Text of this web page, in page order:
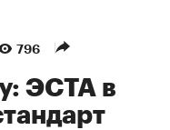
796
ЭСТА в